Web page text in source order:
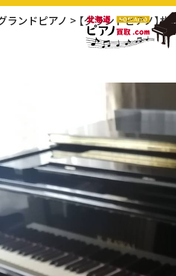
ランドピアノ > 【グランドピアノ】